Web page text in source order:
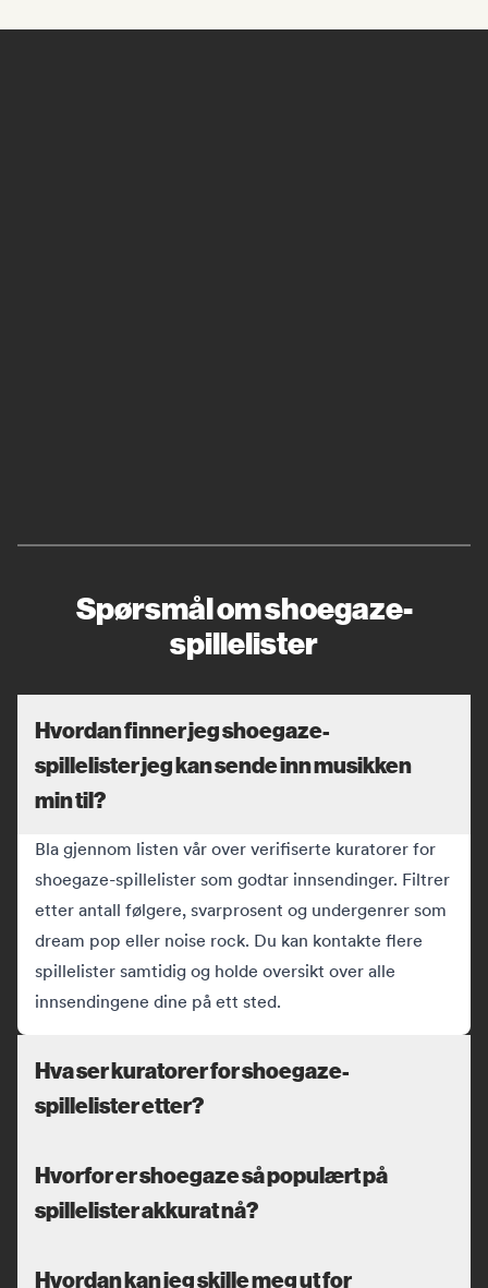
Spørsmål om shoegaze-
spillelister
Hvordan finner jeg shoegaze-
spillelister jeg kan sende inn musikken
min til?
Bla gjennom listen vår over verifiserte kuratorer for
shoegaze-spillelister som godtar innsendinger. Filtrer
etter antall følgere, svarprosent og undergenrer som
dream pop eller noise rock. Du kan kontakte flere
spillelister samtidig og holde oversikt over alle
innsendingene dine på ett sted.
Hva ser kuratorer for shoegaze-
spillelister etter?
Hvorfor er shoegaze så populært på
spillelister akkurat nå?
Hvordan kan jeg skille meg ut for